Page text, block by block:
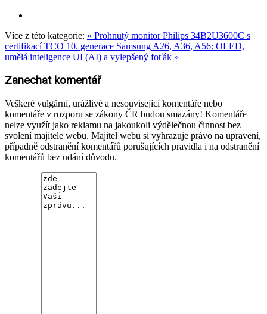
Více z této kategorie: « Prohnutý monitor Philips 34B2U3600C s
certifikací TCO 10. generace Samsung A26, A36, A56: OLED,
umělá inteligence UI (AI) a vylepšený foťák »
Zanechat komentář
Veškeré vulgární, urážlivé a nesouvisející komentáře nebo
komentáře v rozporu se zákony ČR budou smazány! Komentáře
nelze využít jako reklamu na jakoukoli výdělečnou činnost bez
svolení majitele webu. Majitel webu si vyhrazuje právo na upravení,
případně odstranění komentářů porušujících pravidla i na odstranění
komentářů bez udání důvodu.